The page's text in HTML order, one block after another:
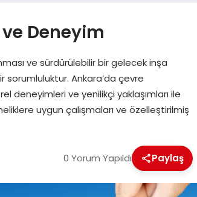
ve Deneyim
ve sürdürülebilir bir gelecek inşa
Ankara’da çevre
deneyimleri ve yenilikçi yaklaşımları ile
uygun çalışmaları ve özelleştirilmiş
0 Yorum Yapıldı Paylaş